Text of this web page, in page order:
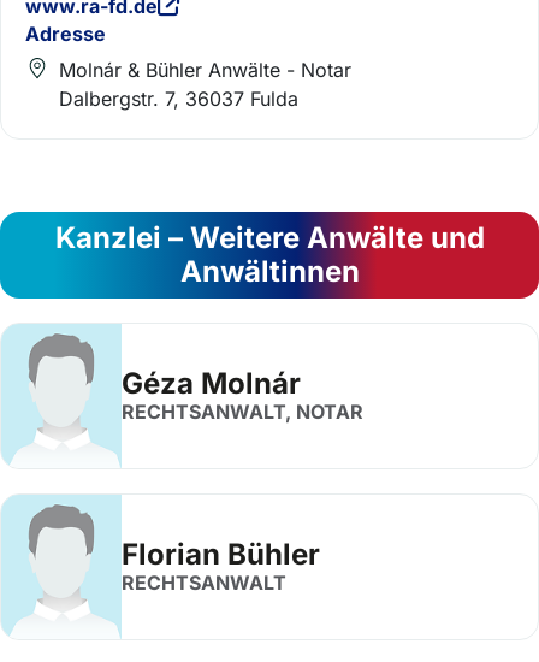
www.ra-fd.de
Adresse
Molnár & Bühler Anwälte - Notar
Dalbergstr. 7, 36037 Fulda
Kanzlei – Weitere Anwälte und
Anwältinnen
Géza Molnár
RECHTSANWALT, NOTAR
Florian Bühler
RECHTSANWALT